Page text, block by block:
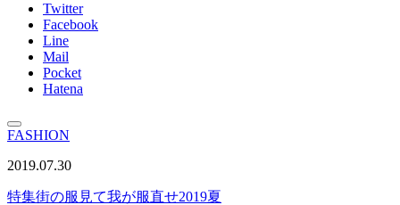
Twitter
Facebook
Line
Mail
Pocket
Hatena
FASHION
2019.07.30
特集街の服見て我が服直せ2019夏